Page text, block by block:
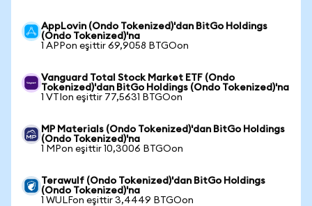
AppLovin (Ondo Tokenized)'dan BitGo Holdings
(Ondo Tokenized)'na
1 APPon eşittir 69,9058 BTGOon
Vanguard Total Stock Market ETF (Ondo
Tokenized)'dan BitGo Holdings (Ondo Tokenized)'na
1 VTIon eşittir 77,5631 BTGOon
MP Materials (Ondo Tokenized)'dan BitGo Holdings
(Ondo Tokenized)'na
1 MPon eşittir 10,3006 BTGOon
Terawulf (Ondo Tokenized)'dan BitGo Holdings
(Ondo Tokenized)'na
1 WULFon eşittir 3,4449 BTGOon